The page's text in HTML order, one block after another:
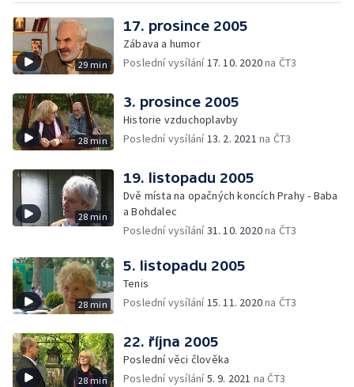
29 min
17. prosince 2005
Zábava a humor
Poslední vysílání17. 10. 2020na ČT3
28 min
3. prosince 2005
Historie vzduchoplavby
Poslední vysílání13. 2. 2021 na ČT3
28 min
19. listopadu 2005
Dvě místa na opačných koncích Prahy - Baba
a Bohdalec
Poslední vysílání31. 10. 2020na ČT3
28 min
5. listopadu 2005
Tenis
Poslední vysílání15. 11. 2020na ČT3
28 min
22. října 2005
Poslední věci člověka
Poslední vysílání5. 9. 2021 na ČT3